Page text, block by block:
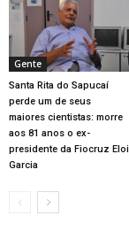
Gente
Santa Rita do Sapucaí
perde um de seus
maiores cientistas: morre
aos 81 anos o ex-
presidente da Fiocruz Eloi
Garcia